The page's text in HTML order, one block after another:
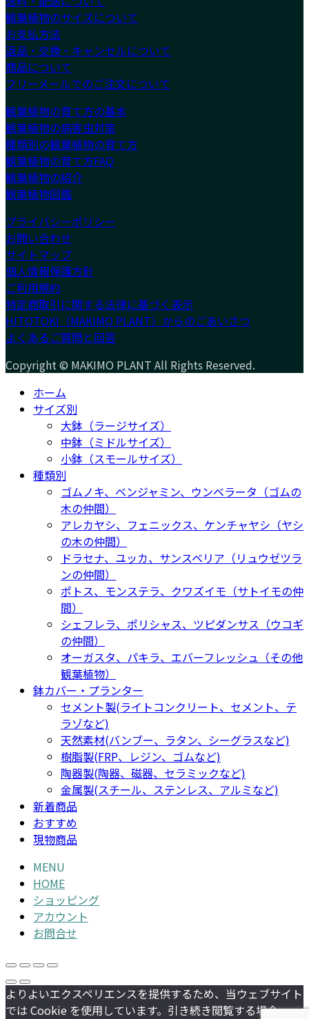
観葉植物のサイズについて
お支払方法
返品・交換・キャンセルについて
商品について
フリーメールでのご注文について
観葉植物の育て方の基本
観葉植物の病害虫対策
種類別の観葉植物の育て方
観葉植物の育て方FAQ
観葉植物の紹介
観葉植物図鑑
プライバシーポリシー
お問い合わせ
サイトマップ
個人情報保護方針
ご利用規約
特定商取引に関する法律に基づく表示
HITOTOKI（MAKIMO PLANT）からのごあいさつ
よくあるご質問と回答
Copyright © MAKIMO PLANT All Rights Reserved.
ホーム
サイズ別
大鉢（ラージサイズ）
中鉢（ミドルサイズ）
小鉢（スモールサイズ）
種類別
ゴムノキ、ベンジャミン、ウンベラータ（ゴムの
木の仲間）
アレカヤシ、フェニックス、ケンチャヤシ（ヤシ
の木の仲間）
ドラセナ、ユッカ、サンスベリア（リュウゼツラ
ンの仲間）
ポトス、モンステラ、クワズイモ（サトイモの仲
間）
シェフレラ、ポリシャス、ツピダンサス（ウコギ
の仲間）
オーガスタ、パキラ、エバーフレッシュ（その他
観葉植物）
鉢カバー・プランター
セメント製(ライトコンクリート、セメント、テ
ラゾなど)
天然素材(バンブー、ラタン、シーグラスなど)
樹脂製(FRP、レジン、ゴムなど)
陶器製(陶器、磁器、セラミックなど)
金属製(スチール、ステンレス、アルミなど)
新着商品
おすすめ
現物商品
MENU
HOME
ショッピング
アカウント
お問合せ
よりよいエクスペリエンスを提供するため、当ウェブサイト
では Cookie を使用しています。引き続き閲覧する場合、